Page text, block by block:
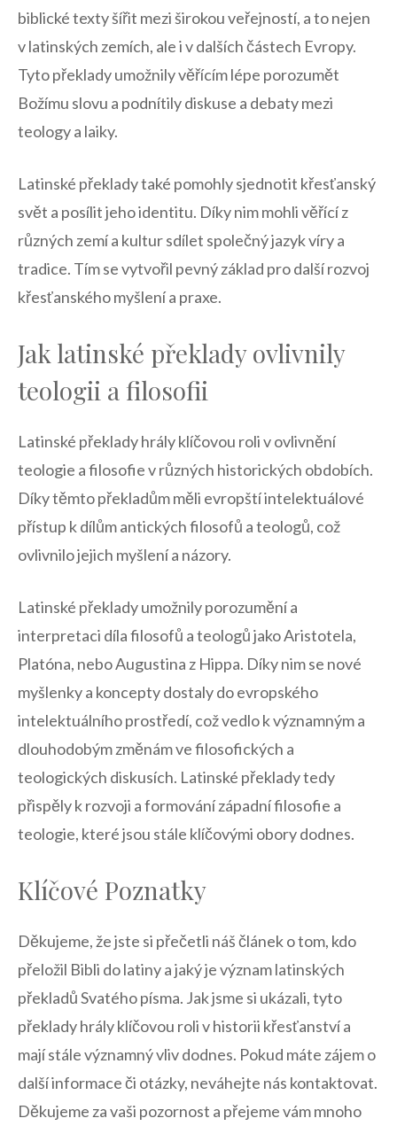
biblické texty šířit mezi širokou veřejností, a to nejen
v latinských zemích, ale i v dalších částech Evropy.
Tyto překlady umožnily věřícím lépe porozumět
Božímu slovu a podnítily diskuse a debaty mezi
teology a laiky.
Latinské překlady také pomohly sjednotit křesťanský
svět a posílit jeho identitu. Díky nim mohli věřící z
různých zemí a kultur sdílet společný jazyk víry a
tradice. Tím se vytvořil pevný základ pro další rozvoj
křesťanského myšlení a praxe.
Jak latinské překlady ovlivnily
teologii a filosofii
Latinské překlady hrály klíčovou roli v ovlivnění
teologie a filosofie v různých historických obdobích.
Díky těmto překladům měli evropští intelektuálové
přístup k dílům antických filosofů a teologů, což
ovlivnilo jejich myšlení a názory.
Latinské překlady umožnily porozumění a
interpretaci díla filosofů a teologů jako Aristotela,
Platóna, nebo Augustina z Hippa. Díky nim se nové
myšlenky a koncepty dostaly do evropského
intelektuálního prostředí, což vedlo k významným a
dlouhodobým změnám ve filosofických a
teologických diskusích. Latinské překlady tedy
přispěly k rozvoji a formování západní filosofie a
teologie, které jsou stále klíčovými obory dodnes.
Klíčové Poznatky
Děkujeme, že jste si přečetli náš článek o tom, kdo
přeložil Bibli do latiny a jaký je význam latinských
překladů Svatého písma. Jak jsme si ukázali, tyto
překlady hrály klíčovou roli v historii křesťanství a
mají stále významný vliv dodnes. Pokud máte zájem o
další informace či otázky, neváhejte nás kontaktovat.
Děkujeme za vaši pozornost a přejeme vám mnoho